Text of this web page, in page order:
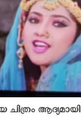
ആദ്യമായി